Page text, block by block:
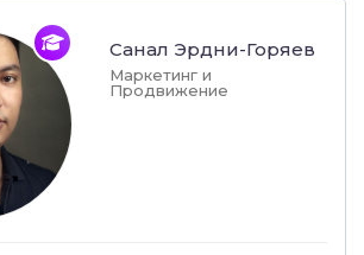
Санал Эрдни-Горяев
Маркетинг и
Продвижение